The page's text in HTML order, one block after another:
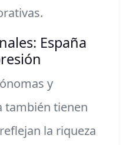
España
y
también tienen
la riqueza